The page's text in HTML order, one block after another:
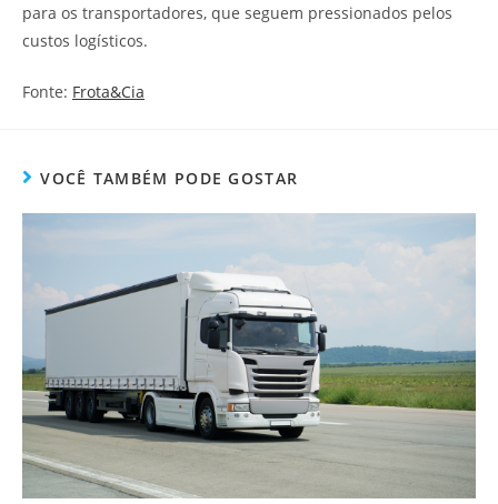
para os transportadores, que seguem pressionados pelos
custos logísticos.
Fonte: Frota&Cia
VOCÊ TAMBÉM PODE GOSTAR